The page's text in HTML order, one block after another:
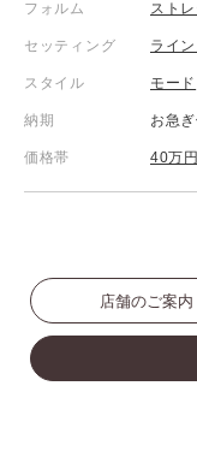
フォルム ストレ
セッティング ライ
スタイル モード
納期 お急
価格帯 40万
店舗のご案内